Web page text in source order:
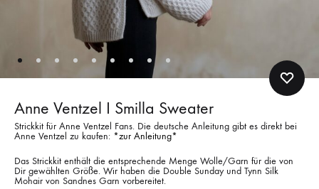
Anne Ventzel I Smilla Sweater
Strickkit für Anne Ventzel Fans. Die deutsche Anleitung gibt es direkt bei
Anne Ventzel zu kaufen: *zur Anleitung*
Das Strickkit enthält die entsprechende Menge Wolle/Garn für die von
Dir gewählten Größe. Wir haben die Double Sunday und Tynn Silk
Mohair von Sandnes Garn vorbereitet.